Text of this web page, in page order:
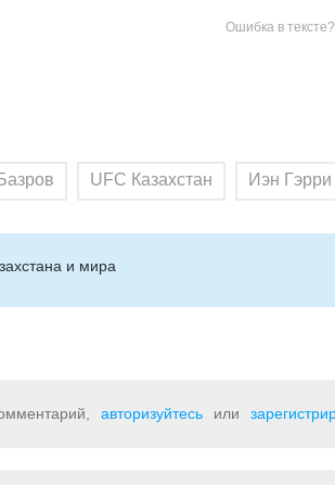
Ошибка в
UFC Казахстан Иэн Гэрри
и мира
авторизуйтесь или